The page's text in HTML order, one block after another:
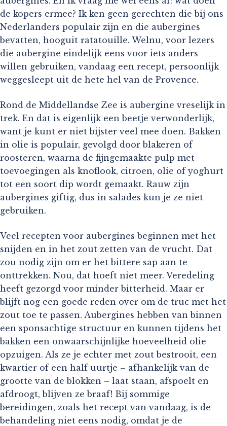
de kopers ermee? Ik ken geen gerechten die bij ons
Nederlanders populair zijn en die aubergines
bevatten, hooguit ratatouille. Welnu, voor lezers
die aubergine eindelijk eens voor iets anders
willen gebruiken, vandaag een recept, persoonlijk
weggesleept uit de hete hel van de Provence.
Rond de Middellandse Zee is aubergine vreselijk in
trek. En dat is eigenlijk een beetje verwonderlijk,
want je kunt er niet bijster veel mee doen. Bakken
in olie is populair, gevolgd door blakeren of
roosteren, waarna de fijngemaakte pulp met
toevoegingen als knoflook, citroen, olie of yoghurt
tot een soort dip wordt gemaakt. Rauw zijn
aubergines giftig, dus in salades kun je ze niet
gebruiken.
Veel recepten voor aubergines beginnen met het
snijden en in het zout zetten van de vrucht. Dat
zou nodig zijn om er het bittere sap aan te
onttrekken. Nou, dat hoeft niet meer. Veredeling
heeft gezorgd voor minder bitterheid. Maar er
blijft nog een goede reden over om de truc met het
zout toe te passen. Aubergines hebben van binnen
een sponsachtige structuur en kunnen tijdens het
bakken een onwaarschijnlijke hoeveelheid olie
opzuigen. Als ze je echter met zout bestrooit, een
kwartier of een half uurtje – afhankelijk van de
grootte van de blokken – laat staan, afspoelt en
afdroogt, blijven ze braaf! Bij sommige
bereidingen, zoals het recept van vandaag, is de
behandeling niet eens nodig, omdat je de